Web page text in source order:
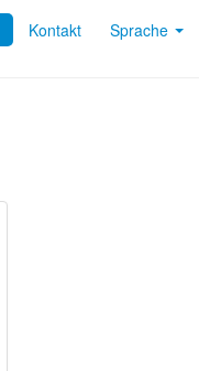
Kontakt Sprache